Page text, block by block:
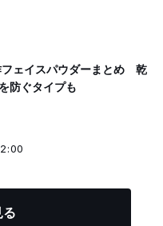
フェイスパウダーまとめ 乾
防ぐタイプも
る